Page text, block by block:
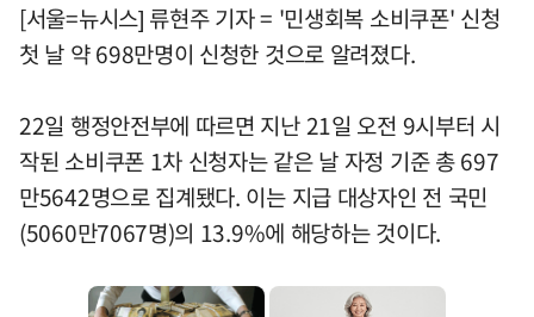
[서울=뉴시스] 류현주 기자 = '민생회복 소비쿠폰' 신청
첫 날 약 698만명이 신청한 것으로 알려졌다.
22일 행정안전부에 따르면 지난 21일 오전 9시부터 시
작된 소비쿠폰 1차 신청자는 같은 날 자정 기준 총 697
만5642명으로 집계됐다. 이는 지급 대상자인 전 국민
(5060만7067명)의 13.9%에 해당하는 것이다.